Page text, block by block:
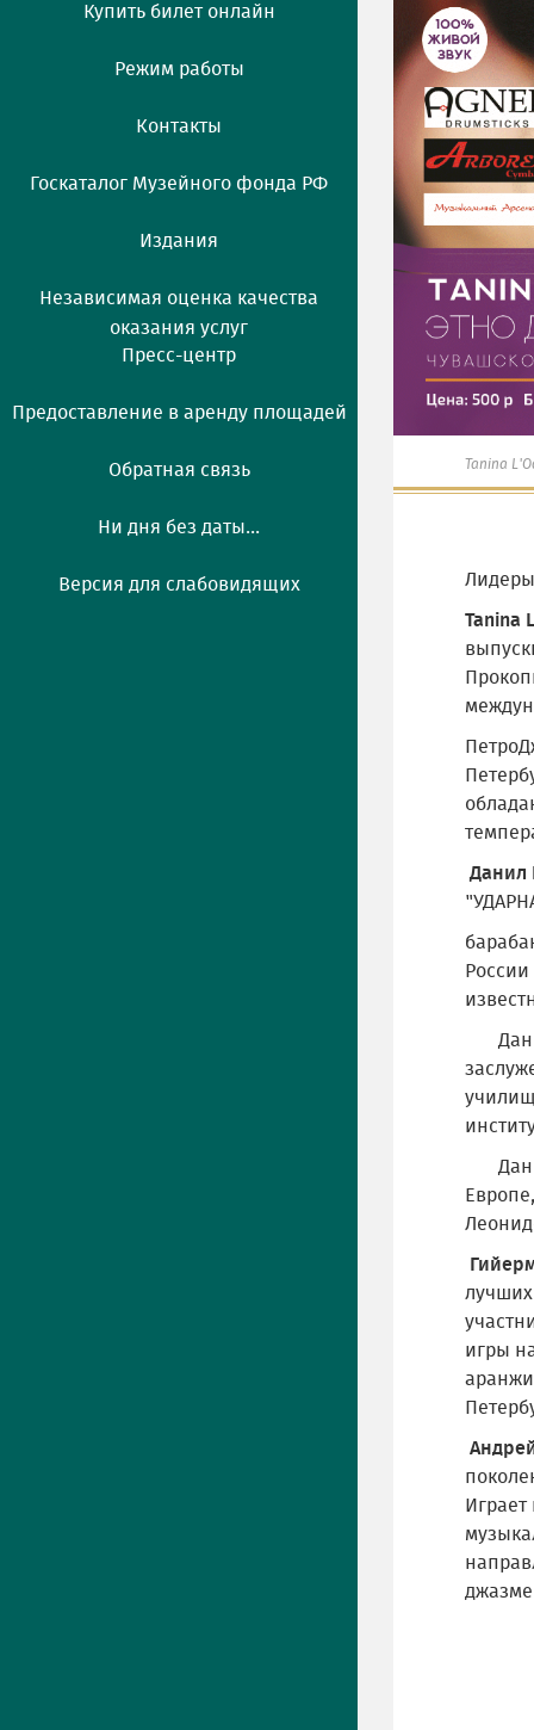
Купить билет онлайн
Режим работы
Контакты
Госкаталог Музейного фонда РФ
Издания
Независимая оценка качества
оказания услуг
Пресс-центр
Предоставление в аренду площадей
Обратная связь
Ни дня без даты...
Версия для слабовидящих
Tanina
Tanina
Данил
лучших
игры